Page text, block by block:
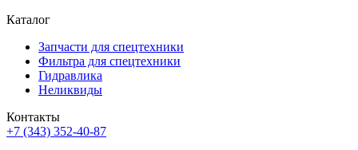
Каталог
Запчасти для спецтехники
Фильтра для спецтехники
Гидравлика
Неликвиды
Контакты
+7 (343) 352-40-87